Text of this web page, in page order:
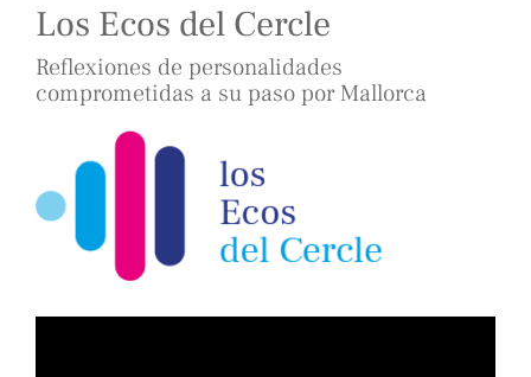
Los Ecos del Cercle
Reflexiones de personalidades
comprometidas a su paso por Mallorca